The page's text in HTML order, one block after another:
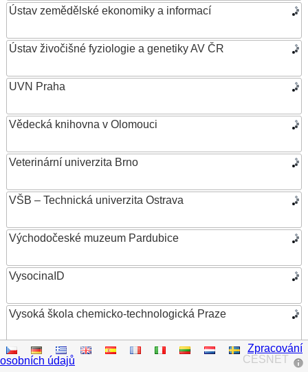
Ústav zemědělské ekonomiky a informací
Ústav živočišné fyziologie a genetiky AV ČR
UVN Praha
Vědecká knihovna v Olomouci
Veterinární univerzita Brno
VŠB – Technická univerzita Ostrava
Východočeské muzeum Pardubice
VysocinaID
Vysoká škola chemicko-technologická Praze
Vysoká škola ekonomická v Praze
CESNET
Zpracování
osobních údajů